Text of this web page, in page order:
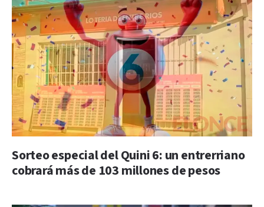
Sorteo especial del Quini 6: un entrerriano
cobrará más de 103 millones de pesos